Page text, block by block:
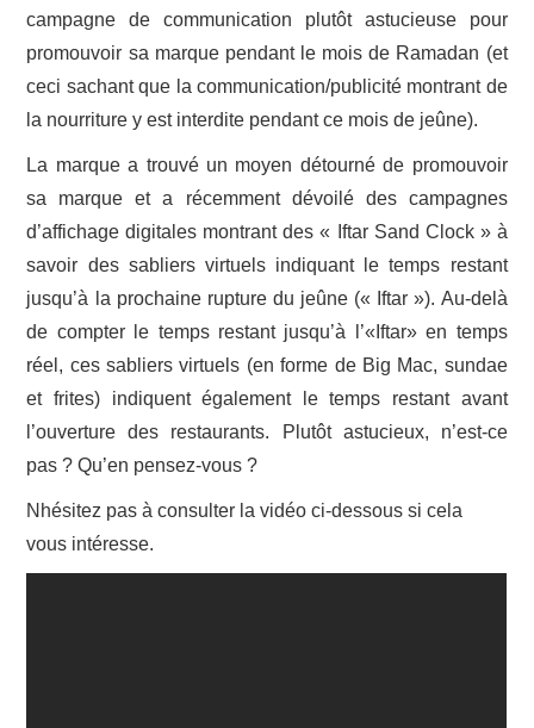
campagne de communication plutôt astucieuse pour
promouvoir sa marque pendant le mois de Ramadan (et
ceci sachant que la communication/publicité montrant de
la nourriture y est interdite pendant ce mois de jeûne).
La marque a trouvé un moyen détourné de promouvoir
sa marque et a récemment dévoilé des campagnes
d’affichage digitales montrant des « Iftar Sand Clock » à
savoir des sabliers virtuels indiquant le temps restant
jusqu’à la prochaine rupture du jeûne (« Iftar »). Au-delà
de compter le temps restant jusqu’à l’«Iftar» en temps
réel, ces sabliers virtuels (en forme de Big Mac, sundae
et frites) indiquent également le temps restant avant
l’ouverture des restaurants. Plutôt astucieux, n’est-ce
pas ? Qu’en pensez-vous ?
Nhésitez pas à consulter la vidéo ci-dessous si cela
vous intéresse.